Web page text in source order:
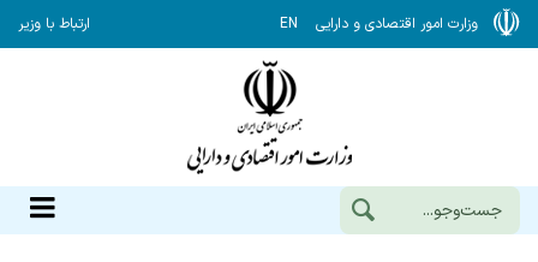
وزارت امور اقتصادی و دارایی EN ارتباط با وزیر